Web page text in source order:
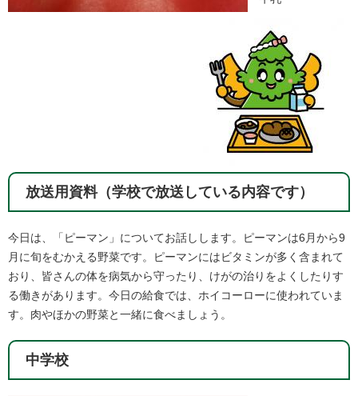
放送用資料（学校で放送している内容です）
今日は、「ピーマン」についてお話しします。ピーマンは6月から9
月に旬をむかえる野菜です。ピーマンにはビタミンが多く含まれて
おり、皆さんの体を病気から守ったり、けがの治りをよくしたりす
る働きがあります。今日の給食では、ホイコーローに使われていま
す。肉やほかの野菜と一緒に食べましょう。​
中学校